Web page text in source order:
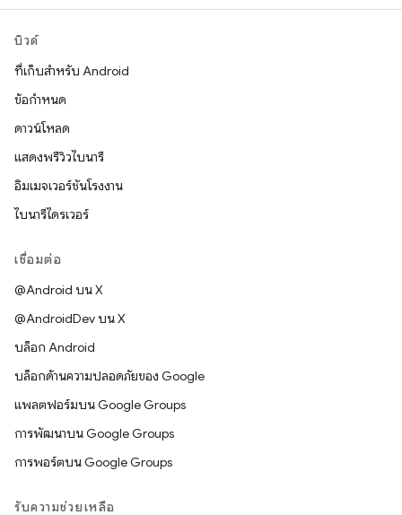
บิวด์
ที่เก็บสำหรับ Android
ข้อกำหนด
ดาวน์โหลด
แสดงพรีวิวไบนารี
อิมเมจเวอร์ชันโรงงาน
ไบนารีไดรเวอร์
เชื่อมต่อ
@Android บน X
@AndroidDev บน X
บล็อก Android
บล็อกด้านความปลอดภัยของ Google
แพลตฟอร์มบน Google Groups
การพัฒนาบน Google Groups
การพอร์ตบน Google Groups
รับความช่วยเหลือ